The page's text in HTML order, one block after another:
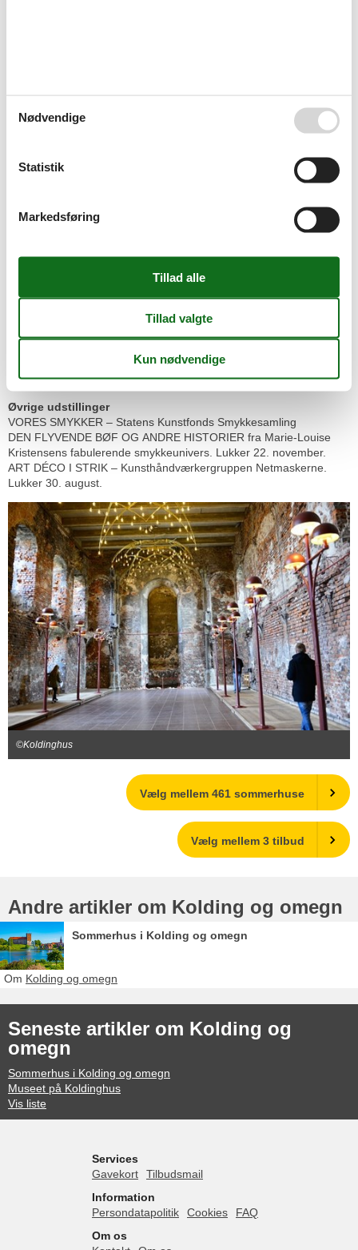
©Koldinghus
nye portrætter af Danmarks konger og dronninger fra Gorm den
Gamle til Dronning Margrethe 2. Mød udklædte skuespillere, der
vækker Kongerækken til live i udstillingen. Alle weekender fra
Besøg Kongerækkens Værksted
makeover og fotosession med Jim Lyngvild. Workshops for børn på
udvalgte dage. Lav din egen krone og dit eget sværd.
Øvrige udstillinger
VORES SMYKKER – Statens Kunstfonds Smykkesamling
DEN FLYVENDE BØF OG ANDRE HISTORIER fra Marie-Louise
Kristensens fabulerende smykkeunivers. Lukker 22. november.
ART DÉCO I STRIK – Kunsthåndværkergruppen Netmaskerne.
Lukker 30. august.
©Koldinghus
Vælg mellem 461 sommerhuse
Vælg mellem 3 tilbud
Andre artikler om Kolding og omegn
Sommerhus i Kolding og omegn
Om Kolding og omegn
Seneste artikler om Kolding og
omegn
Sommerhus i Kolding og omegn
Museet på Koldinghus
Vis liste
Services
Gavekort
Tilbudsmail
Information
Persondatapolitik
Cookies
FAQ
Om os
Nødvendige
Statistik
Markedsføring